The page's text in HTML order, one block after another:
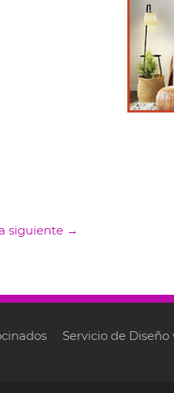
siguiente →
Servicio de Diseño